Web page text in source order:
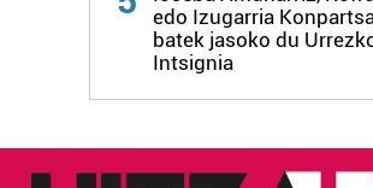
edo Izugarria
batek jasoko du
Intsignia